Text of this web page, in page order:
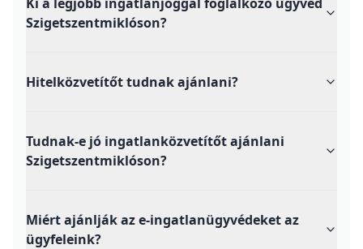
Szigetszentmiklóson?
Hitelközvetítőt tudnak ajánlani?
Tudnak-e jó ingatlanközvetítőt ajánlani
Szigetszentmiklóson?
Miért ajánlják az e-ingatlanügyvédeket az
ügyfeleink?